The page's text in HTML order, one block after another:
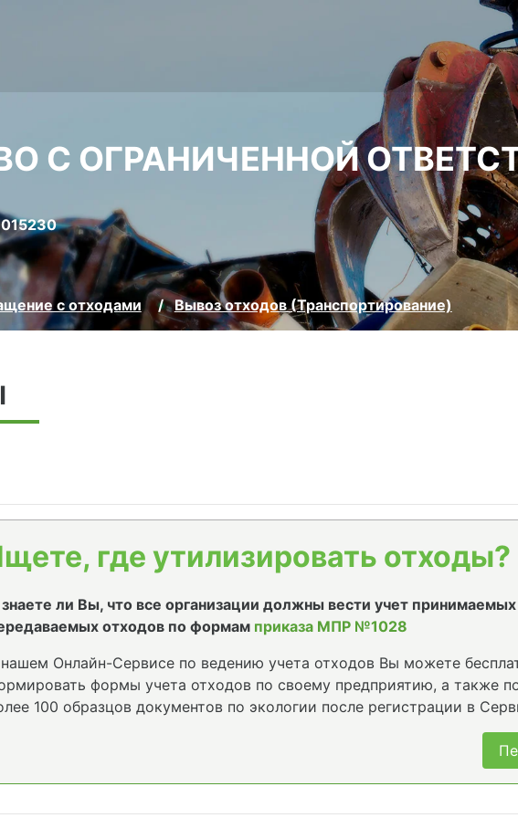
С ОГРАНИЧЕННОЙ
с отходами Вывоз отходов (Транспортирование)
где утилизировать отходы?
ли Вы, что все организации должны вести учет принимаемых
отходов по формам приказа МПР №1028
Онлайн-Сервисе по ведению учета отходов Вы можете
формы учета отходов по своему предприятию, а также
100 образцов документов по экологии после регистрации в